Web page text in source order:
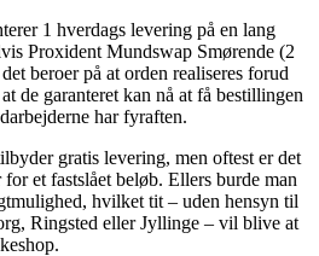
1 hverdags levering på en lang
Proxident Mundswap Smørende (2
beroer på at orden realiseres forud
de garanteret kan nå at få bestillingen
har fyraften.
gratis levering, men oftest er det
et fastslået beløb. Ellers burde man
hvilket tit – uden hensyn til
Ringsted eller Jyllinge – vil blive at